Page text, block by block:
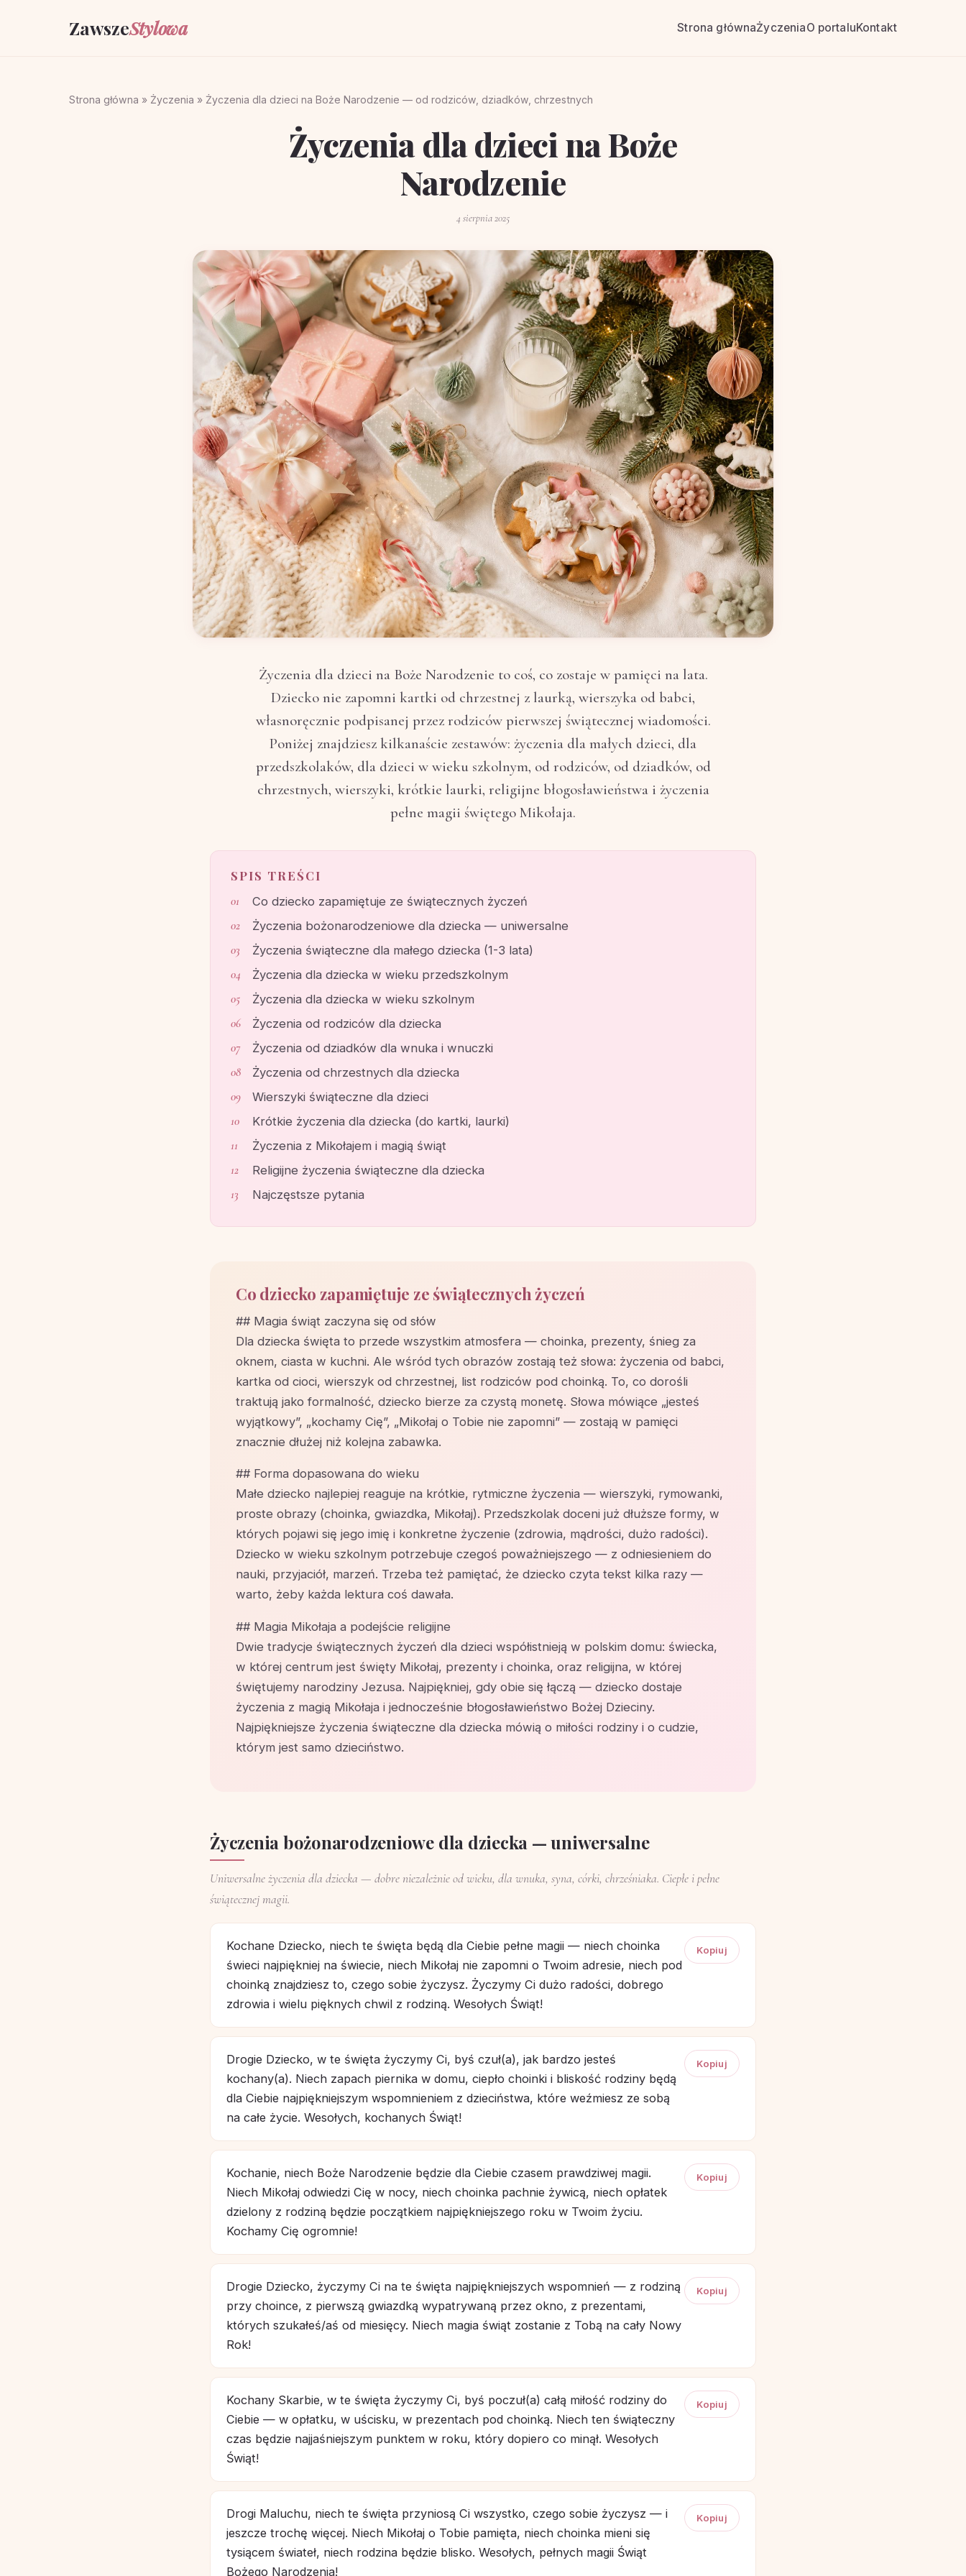
ZawszeStylowa Strona głównaŻyczeniaO portaluKontakt
Strona główna » Życzenia » Życzenia dla dzieci na Boże Narodzenie — od rodziców, dziadków, chrzestnych
Życzenia dla dzieci na Boże
Narodzenie
4 sierpnia 2025
Życzenia dla dzieci na Boże Narodzenie to coś, co zostaje w pamięci na lata.
Dziecko nie zapomni kartki od chrzestnej z laurką, wierszyka od babci,
własnoręcznie podpisanej przez rodziców pierwszej świątecznej wiadomości.
Poniżej znajdziesz kilkanaście zestawów: życzenia dla małych dzieci, dla
przedszkolaków, dla dzieci w wieku szkolnym, od rodziców, od dziadków, od
chrzestnych, wierszyki, krótkie laurki, religijne błogosławieństwa i życzenia
pełne magii świętego Mikołaja.
SPIS TREŚCI
Co dziecko zapamiętuje ze świątecznych życzeń
Życzenia bożonarodzeniowe dla dziecka — uniwersalne
Życzenia świąteczne dla małego dziecka (1-3 lata)
Życzenia dla dziecka w wieku przedszkolnym
Życzenia dla dziecka w wieku szkolnym
Życzenia od rodziców dla dziecka
Życzenia od dziadków dla wnuka i wnuczki
Życzenia od chrzestnych dla dziecka
Wierszyki świąteczne dla dzieci
Krótkie życzenia dla dziecka (do kartki, laurki)
Życzenia z Mikołajem i magią świąt
Religijne życzenia świąteczne dla dziecka
Najczęstsze pytania
Co dziecko zapamiętuje ze świątecznych życzeń
## Magia świąt zaczyna się od słów
Dla dziecka święta to przede wszystkim atmosfera — choinka, prezenty, śnieg za
oknem, ciasta w kuchni. Ale wśród tych obrazów zostają też słowa: życzenia od babci,
kartka od cioci, wierszyk od chrzestnej, list rodziców pod choinką. To, co dorośli
traktują jako formalność, dziecko bierze za czystą monetę. Słowa mówiące „jesteś
wyjątkowy”, „kochamy Cię”, „Mikołaj o Tobie nie zapomni” — zostają w pamięci
znacznie dłużej niż kolejna zabawka.
## Forma dopasowana do wieku
Małe dziecko najlepiej reaguje na krótkie, rytmiczne życzenia — wierszyki, rymowanki,
proste obrazy (choinka, gwiazdka, Mikołaj). Przedszkolak doceni już dłuższe formy, w
których pojawi się jego imię i konkretne życzenie (zdrowia, mądrości, dużo radości).
Dziecko w wieku szkolnym potrzebuje czegoś poważniejszego — z odniesieniem do
nauki, przyjaciół, marzeń. Trzeba też pamiętać, że dziecko czyta tekst kilka razy —
warto, żeby każda lektura coś dawała.
## Magia Mikołaja a podejście religijne
Dwie tradycje świątecznych życzeń dla dzieci współistnieją w polskim domu: świecka,
w której centrum jest święty Mikołaj, prezenty i choinka, oraz religijna, w której
świętujemy narodziny Jezusa. Najpiękniej, gdy obie się łączą — dziecko dostaje
życzenia z magią Mikołaja i jednocześnie błogosławieństwo Bożej Dzieciny.
Najpiękniejsze życzenia świąteczne dla dziecka mówią o miłości rodziny i o cudzie,
którym jest samo dzieciństwo.
Życzenia bożonarodzeniowe dla dziecka — uniwersalne
Uniwersalne życzenia dla dziecka — dobre niezależnie od wieku, dla wnuka, syna, córki, chrześniaka. Ciepłe i pełne
świątecznej magii.
Kochane Dziecko, niech te święta będą dla Ciebie pełne magii — niech choinka
świeci najpiękniej na świecie, niech Mikołaj nie zapomni o Twoim adresie, niech pod
choinką znajdziesz to, czego sobie życzysz. Życzymy Ci dużo radości, dobrego
zdrowia i wielu pięknych chwil z rodziną. Wesołych Świąt!
Kopiuj
Drogie Dziecko, w te święta życzymy Ci, byś czuł(a), jak bardzo jesteś
kochany(a). Niech zapach piernika w domu, ciepło choinki i bliskość rodziny będą
dla Ciebie najpiękniejszym wspomnieniem z dzieciństwa, które weźmiesz ze sobą
na całe życie. Wesołych, kochanych Świąt!
Kopiuj
Kochanie, niech Boże Narodzenie będzie dla Ciebie czasem prawdziwej magii.
Niech Mikołaj odwiedzi Cię w nocy, niech choinka pachnie żywicą, niech opłatek
dzielony z rodziną będzie początkiem najpiękniejszego roku w Twoim życiu.
Kochamy Cię ogromnie!
Kopiuj
Drogie Dziecko, życzymy Ci na te święta najpiękniejszych wspomnień — z rodziną
przy choince, z pierwszą gwiazdką wypatrywaną przez okno, z prezentami,
których szukałeś/aś od miesięcy. Niech magia świąt zostanie z Tobą na cały Nowy
Rok!
Kopiuj
Kochany Skarbie, w te święta życzymy Ci, byś poczuł(a) całą miłość rodziny do
Ciebie — w opłatku, w uścisku, w prezentach pod choinką. Niech ten świąteczny
czas będzie najjaśniejszym punktem w roku, który dopiero co minął. Wesołych
Świąt!
Kopiuj
Drogi Maluchu, niech te święta przyniosą Ci wszystko, czego sobie życzysz — i
jeszcze trochę więcej. Niech Mikołaj o Tobie pamięta, niech choinka mieni się
tysiącem świateł, niech rodzina będzie blisko. Wesołych, pełnych magii Świąt
Bożego Narodzenia!
Kopiuj